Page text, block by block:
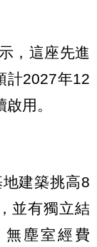
，這座先進
計2027年12
用。
建築挑高8
並有獨立結
塵室經費